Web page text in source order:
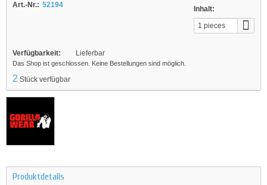
Inhalt:
1 pieces
Art.-Nr.: 52194
Verfügbarkeit: Lieferbar
Das Shop ist geschlossen. Keine Bestellungen sind möglich.
2 Stück verfügbar
Produktdetails